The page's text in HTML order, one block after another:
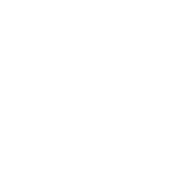
en oplossingen voor